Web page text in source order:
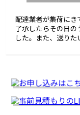
配達業者が集荷にき
了承したらその日
した。また、送りた